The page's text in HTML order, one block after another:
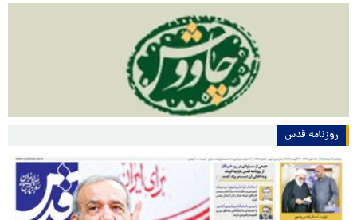
روزنامه قدس